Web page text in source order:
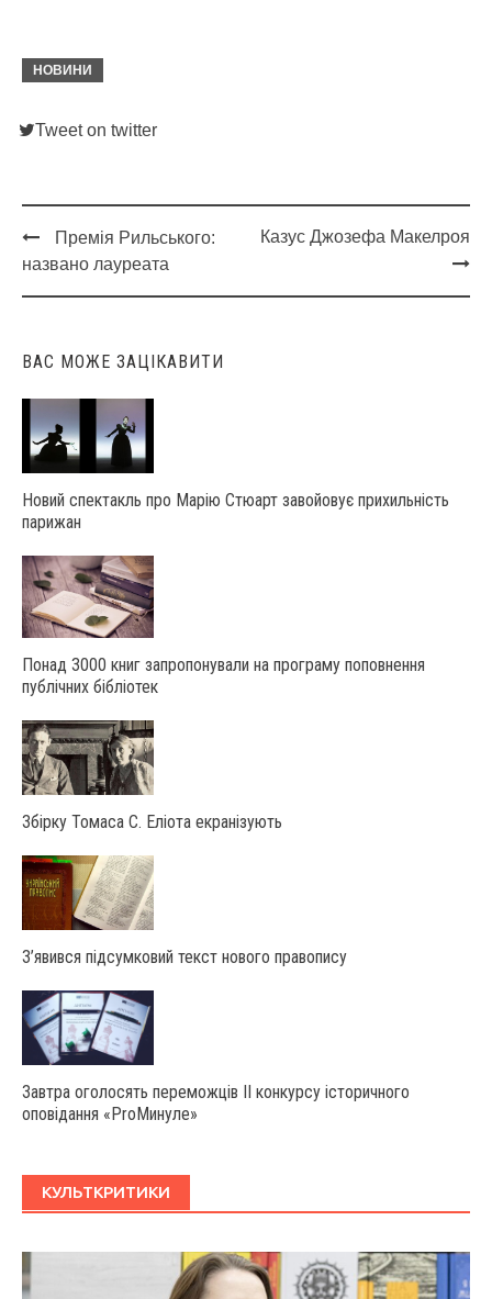
НОВИНИ
Tweet on twitter
Post
navigation
Премія Рильського:
названо лауреата
Казус Джозефа Макелроя
ВАС МОЖЕ ЗАЦІКАВИТИ
Новий спектакль про Марію Стюарт завойовує прихильність
парижан
Понад 3000 книг запропонували на програму поповнення
публічних бібліотек
Збірку Томаса С. Еліота екранізують
З’явився підсумковий текст нового правопису
Завтра оголосять переможців ІІ конкурсу історичного
оповідання «ProМинуле»
КУЛЬТКРИТИКИ